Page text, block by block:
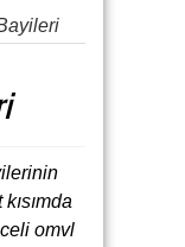
omvl